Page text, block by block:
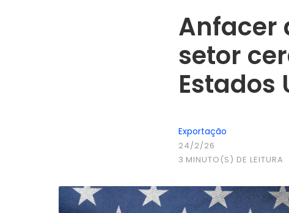
Anfacer
setor
Estados
Exportação
24/2/26
3 MINUTO(S) DE LEITURA